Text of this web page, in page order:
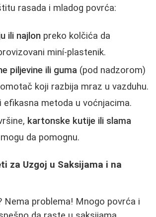
rasada i mladog povrća:
ili najlon preko kolčića da
miní-plastenik.
piljevine ili guma (pod nadzorom)
koji razbija mraz u vazduhu.
efikasna metoda u voćnjacima.
kartonske kutije ili slama
da pomognu.
za Uzgoj u Saksijama i na
Nema problema! Mnogo povrća i